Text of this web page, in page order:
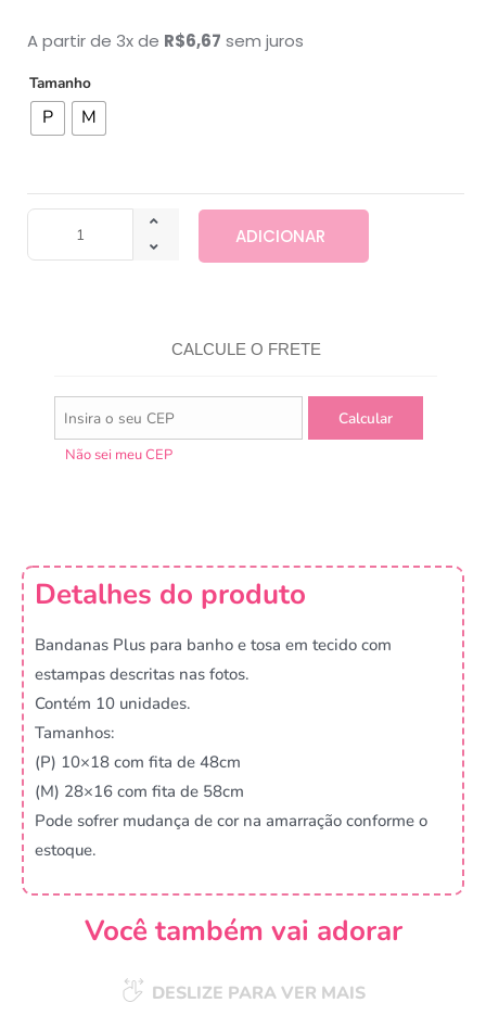
A partir de 3x de R$6,67 sem juros
Tamanho
P M
ADICIONAR
CALCULE O FRETE
Não sei meu CEP
Detalhes do produto
Bandanas Plus para banho e tosa em tecido com
estampas descritas nas fotos.
Contém 10 unidades.
Tamanhos:
(P) 10×18 com fita de 48cm
(M) 28×16 com fita de 58cm
Pode sofrer mudança de cor na amarração conforme o
estoque.
Você também vai adorar
DESLIZE PARA VER MAIS